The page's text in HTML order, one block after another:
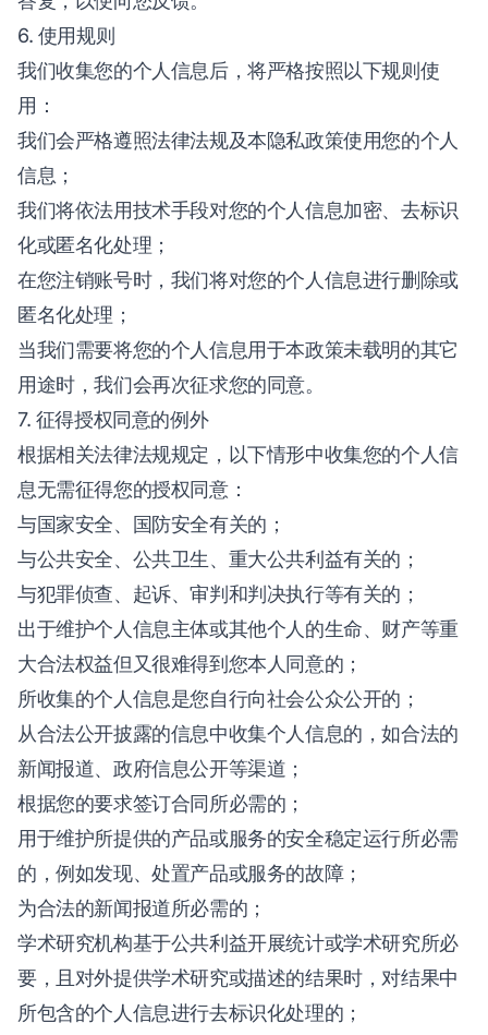
6. 使用规则
我们收集您的个人信息后，将严格按照以下规则使
用：
我们会严格遵照法律法规及本隐私政策使用您的个人
信息；
我们将依法用技术手段对您的个人信息加密、去标识
化或匿名化处理；
在您注销账号时，我们将对您的个人信息进行删除或
匿名化处理；
当我们需要将您的个人信息用于本政策未载明的其它
用途时，我们会再次征求您的同意。
7. 征得授权同意的例外
根据相关法律法规规定，以下情形中收集您的个人信
息无需征得您的授权同意：
与国家安全、国防安全有关的；
与公共安全、公共卫生、重大公共利益有关的；
与犯罪侦查、起诉、审判和判决执行等有关的；
出于维护个人信息主体或其他个人的生命、财产等重
大合法权益但又很难得到您本人同意的；
所收集的个人信息是您自行向社会公众公开的；
从合法公开披露的信息中收集个人信息的，如合法的
新闻报道、政府信息公开等渠道；
根据您的要求签订合同所必需的；
用于维护所提供的产品或服务的安全稳定运行所必需
的，例如发现、处置产品或服务的故障；
为合法的新闻报道所必需的；
学术研究机构基于公共利益开展统计或学术研究所必
要，且对外提供学术研究或描述的结果时，对结果中
所包含的个人信息进行去标识化处理的；